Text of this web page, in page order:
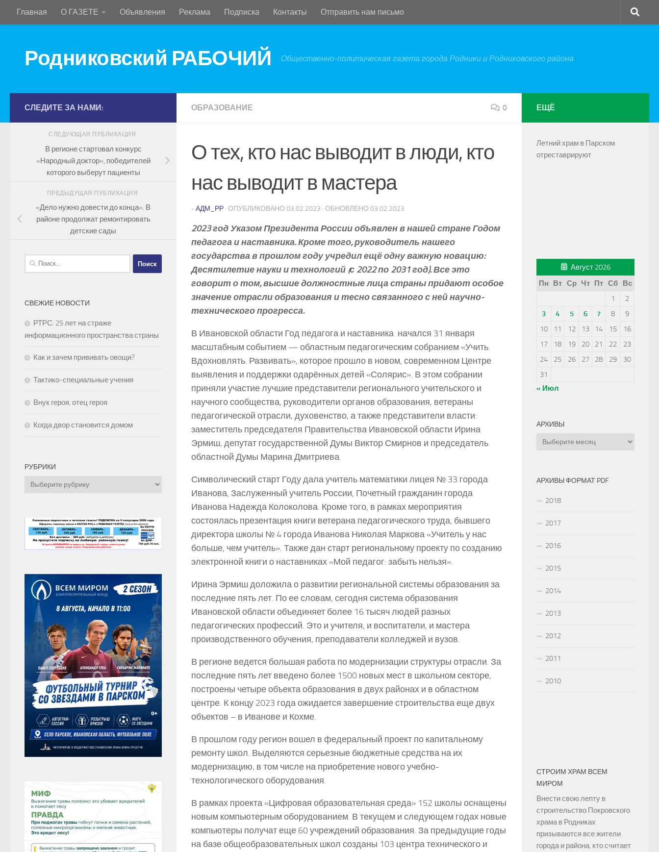
Перейти к содержимому
Главная О ГАЗЕТЕ Объявления Реклама Подписка Контакты Отправить нам письмо
Родниковский РАБОЧИЙ Общественно-политическая газета города Родники и Родниковского района
ОБРАЗОВАНИЕ 0
О тех, кто нас выводит в люди, кто
нас выводит в мастера
- АДМ_РР · ОПУБЛИКОВАНО 03.02.2023 · ОБНОВЛЕНО 03.02.2023
2023 год Указом Президента России объявлен в нашей стране Годом
педагога и наставника. Кроме того, руководитель нашего
государства в прошлом году учредил ещё одну важную новацию:
Десятилетие науки и технологий (с 2022 по 2031 год). Все это
говорит о том, высшие должностные лица страны придают особое
значение отрасли образования и тесно связанного с ней научно-
технического прогресса.
В Ивановской области Год педагога и наставника начался 31 января
масштабным событием — областным педагогическим собранием «Учить.
Вдохновлять. Развивать», которое прошло в новом, современном Центре
выявления и поддержки одарённых детей «Солярис». В этом собрании
приняли участие лучшие представители регионального учительского и
научного сообщества, руководители органов образования, ветераны
педагогической отрасли, духовенство, а также представители власти:
заместитель председателя Правительства Ивановской области Ирина
Эрмиш, депутат государственной Думы Виктор Смирнов и председатель
областной Думы Марина Дмитриева.
Символический старт Году дала учитель математики лицея № 33 города
Иванова, Заслуженный учитель России, Почетный гражданин города
Иванова Надежда Колоколова. Кроме того, в рамках мероприятия
состоялась презентация книги ветерана педагогического труда, бывшего
директора школы № 4 города Иванова Николая Маркова «Учитель у нас
больше, чем учитель». Также дан старт региональному проекту по созданию
электронной книги о наставниках «Мой педагог: забыть нельзя».
Ирина Эрмиш доложила о развитии региональной системы образования за
последние пять лет. По ее словам, сегодня система образования
Ивановской области объединяет более 16 тысяч людей разных
педагогических профессий. Это и учителя, и воспитатели, и мастера
производственного обучения, преподаватели колледжей и вузов.
В регионе ведется большая работа по модернизации структуры отрасли. За
последние пять лет введено более 1500 новых мест в школьном секторе,
построены четыре объекта образования в двух районах и в областном
центре. К концу 2023 года ожидается завершение строительства еще двух
объектов – в Иванове и Кохме.
В прошлом году регион вошел в федеральный проект по капитальному
ремонту школ. Выделяются серьезные бюджетные средства на их
модернизацию, в том числе на приобретение нового учебно-
технологического оборудования.
В рамках проекта «Цифровая образовательная среда» 152 школы оснащены
новым компьютерным оборудованием. В текущем и следующем годах новые
компьютеры получат еще 60 учреждений образования. За предыдущие годы
на базе общеобразовательных школ созданы 103 центра технического и
СЛЕДИТЕ ЗА НАМИ:
СЛЕДУЮЩАЯ ПУБЛИКАЦИЯ
В регионе стартовал конкурс
«Народный доктор», победителей
которого выберут пациенты
ПРЕДЫДУЩАЯ ПУБЛИКАЦИЯ
«Дело нужно довести до конца». В
районе продолжат ремонтировать
детские сады
Найти:
СВЕЖИЕ НОВОСТИ
РТРС: 25 лет на страже
информационного пространства страны
Как и зачем прививать овощи?
Тактико-специальные учения
Внук героя, отец героя
Когда двор становится домом
РУБРИКИ
Рубрики
ЕЩЁ
Летний храм в Парском
отреставрируют
Август 2026
Пн
Вт Ср Чт Пт Сб
Вс
1
2
3
4 5 6 7 8
9
10
11 12 13 14 15
16
17
18 19 20 21 22
23
24
25 26 27 28 29
30
31
« Июл
АРХИВЫ
Архивы
АРХИВЫ ФОРМАТ PDF
2018
2017
2016
2015
2014
2013
2012
2011
2010
СТРОИМ ХРАМ ВСЕМ
МИРОМ
Внести свою лепту в
строительство Покровского
храма в Родниках
призываются все жители
города и района, кто считает